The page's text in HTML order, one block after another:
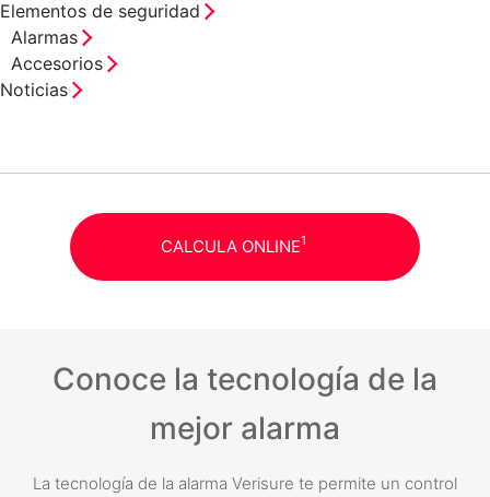
Elementos de seguridad
Alarmas
Accesorios
Noticias
CALCULA ONLINE1
Conoce la tecnología de la
mejor alarma
La tecnología de la alarma Verisure te permite un control